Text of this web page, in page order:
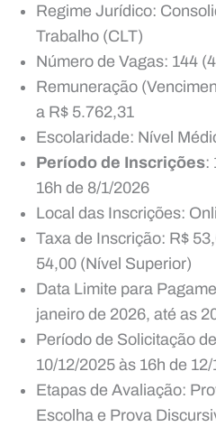
Regime Jurídico:
Trabalho (CLT)
Número de Vagas: 144
Remuneração
a R$ 5.762,31
Escolaridade: Nível
Período de Inscrições:
16h de 8/1/2026
Local das Inscrições:
Taxa de Inscrição: R$
54,00 (Nível Superior)
Data Limite para
janeiro de 2026, até as
Período de Solicitação
10/12/2025 às 16h de
Etapas de Avaliação:
Escolha e Prova